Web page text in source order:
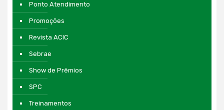
Ponto Atendimento
Promoções
Revista ACIC
Sebrae
Show de Prêmios
SPC
Treinamentos